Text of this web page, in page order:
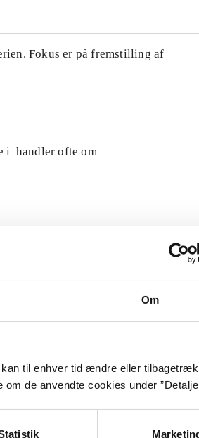
Om
til enhver tid ændre eller
de anvendte cookies under
Fokus er på fremstilling af
i handler ofte om